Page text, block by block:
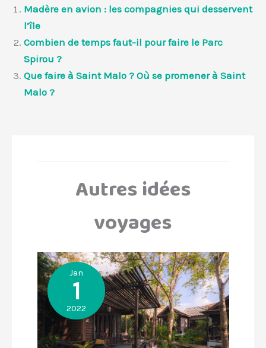
Madère en avion : les compagnies qui desservent
l’île
Combien de temps faut-il pour faire le Parc
Spirou ?
Que faire à Saint Malo ? Où se promener à Saint
Malo ?
Autres idées
voyages
Jan
1
2022